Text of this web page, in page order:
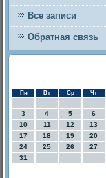
Все записи
Обратная связь
Пн Вт Ср Чт
3
4 5 6
10
11 12 13
17
18 19 20
24
25 26 27
31